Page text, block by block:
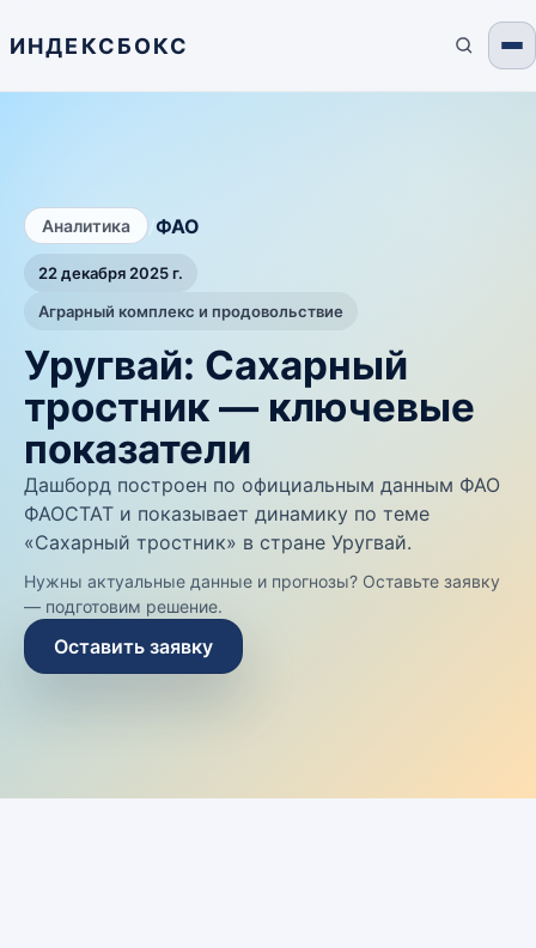
ИНДЕКСБОКС
Аналитика ФАО
22 декабря 2025 г.
Аграрный комплекс и продовольствие
Уругвай: Сахарный
тростник — ключевые
показатели
Дашборд построен по официальным данным ФАО
ФАОСТАТ и показывает динамику по теме
«Сахарный тростник» в стране Уругвай.
Нужны актуальные данные и прогнозы? Оставьте заявку
— подготовим решение.
Оставить заявку